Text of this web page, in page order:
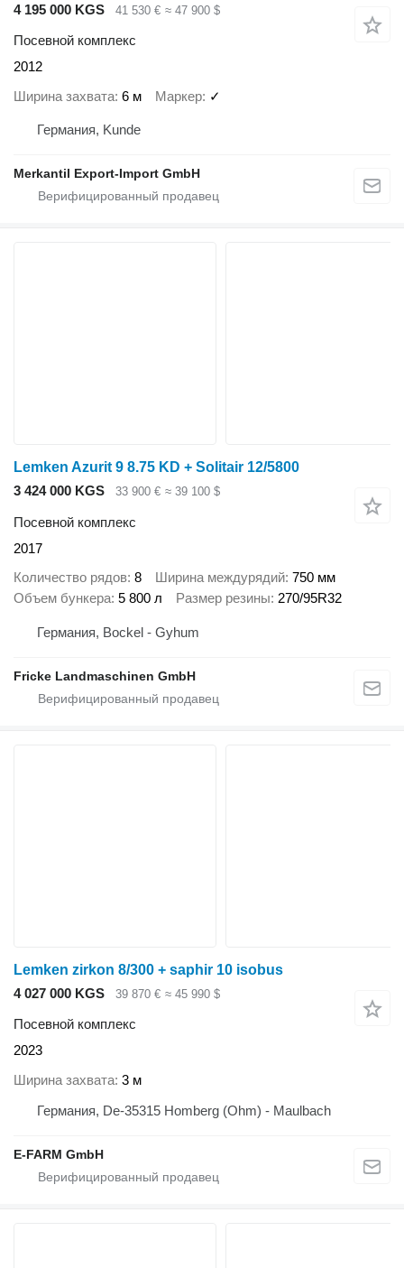
4 195 000 KGS
41 530 € ≈ 47 900 $
Посевной комплекс
2012
Ширина захвата 6 м Маркер ✓
Германия, Kunde
Merkantil Export-Import GmbH
Lemken Azurit 9 8.75 KD + Solitair 12/5800
3 424 000 KGS
33 900 € ≈ 39 100 $
Посевной комплекс
2017
Количество рядов 8 Ширина междурядий 750 мм
Объем бункера 5 800 л Размер резины 270/95R32
Германия, Bockel - Gyhum
Fricke Landmaschinen GmbH
Lemken zirkon 8/300 + saphir 10 isobus
4 027 000 KGS
39 870 € ≈ 45 990 $
Посевной комплекс
2023
Ширина захвата 3 м
Германия, De-35315 Homberg (Ohm) - Maulbach
E-FARM GmbH